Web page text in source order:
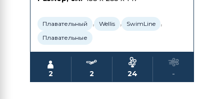
Плавательный , Wellis , SwimLine ,
Плавательные
2 2 24 -